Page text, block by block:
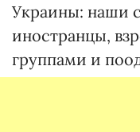
Украины: наши
иностранцы,
группами и